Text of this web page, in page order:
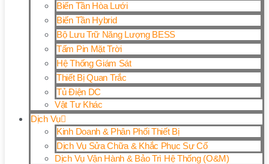
Biến Tần Hòa Lưới
Biến Tần Hybrid
Bộ Lưu Trữ Năng Lượng BESS
Tấm Pin Mặt Trời
Hệ Thống Giám Sát
Thiết Bị Quan Trắc
Tủ Điện DC
Vật Tư Khác
Dịch Vụ
Kinh Doanh & Phân Phối Thiết Bị
Dịch Vụ Sửa Chữa & Khắc Phục Sự Cố
Dịch Vụ Vận Hành & Bảo Trì Hệ Thống (O&M)